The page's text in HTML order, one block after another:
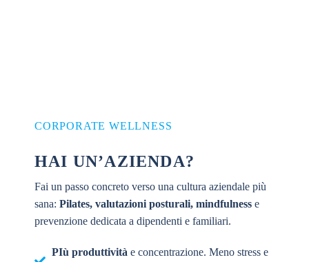
CORPORATE WELLNESS
HAI UN’AZIENDA?
Fai un passo concreto verso una cultura aziendale più
sana: Pilates, valutazioni posturali, mindfulness e
prevenzione dedicata a dipendenti e familiari.
PIù produttività e concentrazione. Meno stress e